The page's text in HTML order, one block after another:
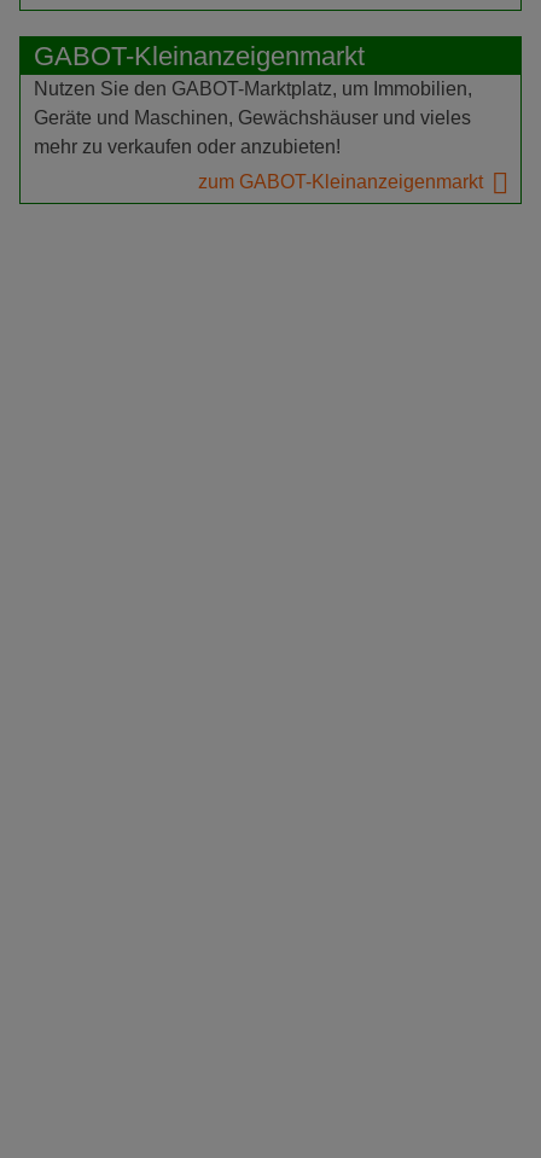
GABOT-Kleinanzeigenmarkt
Nutzen Sie den GABOT-Marktplatz, um Immobilien,
Geräte und Maschinen, Gewächshäuser und vieles
mehr zu verkaufen oder anzubieten!
zum GABOT-Kleinanzeigenmarkt